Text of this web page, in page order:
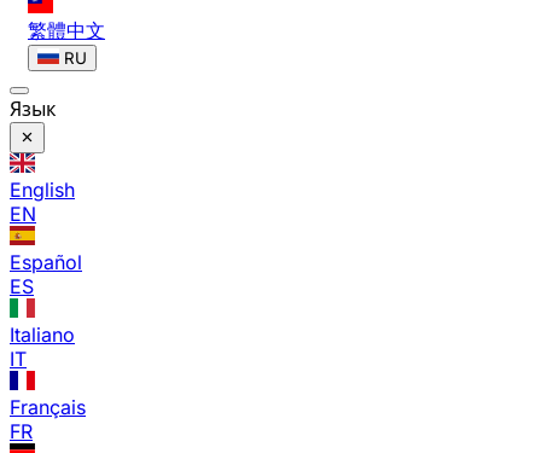
繁體中文
RU
Язык
English
EN
Español
ES
Italiano
IT
Français
FR